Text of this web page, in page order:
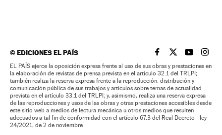
©EDICIONES EL PAÍS EL PAÍS BRASIL EN
EL PAÍSEL PAÍS
EL
EL PAÍS ejerce la oposición expresa frente al uso de sus obras y prestaciones en
la elaboración de revistas de prensa prevista en el artículo 32.1 del TRLPI;
también realiza la reserva expresa frente a la reproducción, distribución y
comunicación pública de sus trabajos y artículos sobre temas de actualidad
prevista en el artículo 33.1 del TRLPI; y, asimismo, realiza una reserva expresa
de las reproducciones y usos de las obras y otras prestaciones accesibles desde
este sitio web a medios de lectura mecánica u otros medios que resulten
adecuados a tal fin de conformidad con el artículo 67.3 del Real Decreto - ley
24/2021, de 2 de noviembre